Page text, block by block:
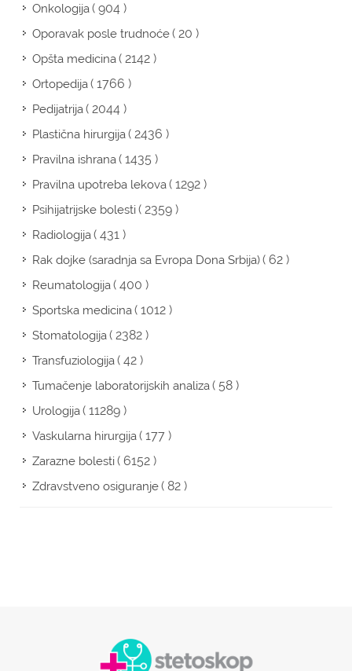
Onkologija( 904 )
Oporavak posle trudnoće( 20 )
Opšta medicina( 2142 )
Ortopedija( 1766 )
Pedijatrija( 2044 )
Plastična hirurgija( 2436 )
Pravilna ishrana( 1435 )
Pravilna upotreba lekova( 1292 )
Psihijatrijske bolesti( 2359 )
Radiologija( 431 )
Rak dojke (saradnja sa Evropa Dona Srbija)( 62 )
Reumatologija( 400 )
Sportska medicina( 1012 )
Stomatologija( 2382 )
Transfuziologija( 42 )
Tumačenje laboratorijskih analiza( 58 )
Urologija( 11289 )
Vaskularna hirurgija( 177 )
Zarazne bolesti( 6152 )
Zdravstveno osiguranje( 82 )